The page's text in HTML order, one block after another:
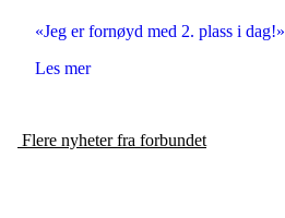
«Jeg er fornøyd med 2. plass i dag!»
Les mer
Flere nyheter fra forbundet